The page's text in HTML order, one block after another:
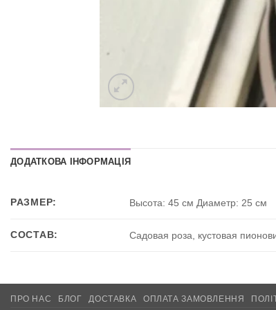
ДОДАТКОВА ІНФОРМАЦІЯ
РАЗМЕР: Высота: 45 см Диаметр: 25 см
СОСТАВ: Садовая роза, кустовая
ПРО НАС БЛОГ ДОСТАВКА ОПЛАТА ЗАМОВЛЕННЯ